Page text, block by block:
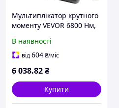
Мультиплікатор крутного
моменту VEVOR 6800 Нм,
моменту 1:64,
мультиплікатор крутного
В наявності
від604₴/міс
6 038.82₴
Купити